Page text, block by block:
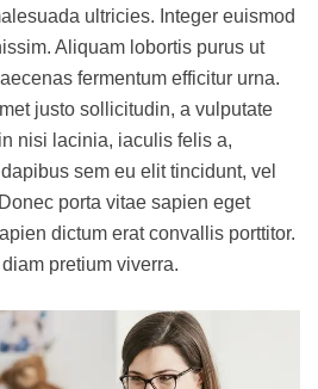
ultricies. Integer euismod
Aliquam lobortis purus ut
fermentum efficitur urna.
justo sollicitudin, a vulputate
nisi lacinia, iaculis felis a,
sem eu elit tincidunt, vel
porta vitae sapien eget
dictum erat convallis porttitor.
pretium viverra.